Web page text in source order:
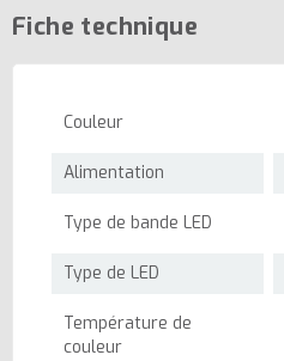
Fiche technique
Couleur
Alimentation
Type de bande LED
Type de LED
Température de
couleur